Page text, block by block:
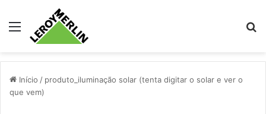
Menu
Início / produto_iluminação solar (tenta digitar o solar e ver o
que vem)